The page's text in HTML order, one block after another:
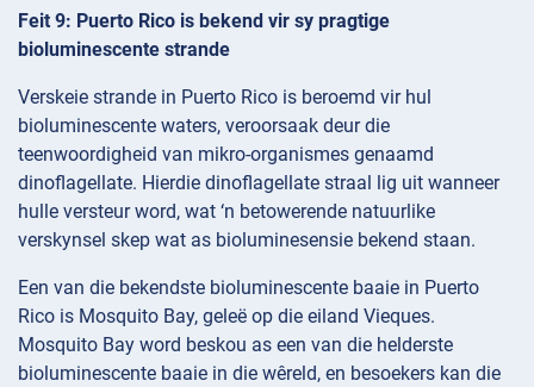
Feit 9: Puerto Rico is bekend vir sy pragtige
bioluminescente strande
Verskeie strande in Puerto Rico is beroemd vir hul
bioluminescente waters, veroorsaak deur die
teenwoordigheid van mikro-organismes genaamd
dinoflagellate. Hierdie dinoflagellate straal lig uit wanneer
hulle versteur word, wat ‘n betowerende natuurlike
verskynsel skep wat as bioluminesensie bekend staan.
Een van die bekendste bioluminescente baaie in Puerto
Rico is Mosquito Bay, geleë op die eiland Vieques.
Mosquito Bay word beskou as een van die helderste
bioluminescente baaie in die wêreld, en besoekers kan die